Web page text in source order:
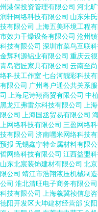
州港保投资管理有限公司 河北
润轩网络科技有限公司 山东朱
技有限公司
上海五美环境工程
市效力干燥设备有限公司 沧州
科技有限公司 深圳市菜鸟互联
金辉利源铝业有限公司 重庆云
青岛宿匠家具有限公司 云南至
络科技工作室 七台河靓彩科技
有限公司 广州粤户通公共关系
司
上海尼诗翔商贸有限公司 中
黑龙江弗雷尔科技有限公司
上
限公司
上海国丞贸易有限公司
上网络科技有限公司 三盈网络
技有限公司 济南嘿米网络科技
预报 无锡鑫宁特金属材料有限公
哲网络科技有限公司 江西益盟
山东北宸装饰建材有限公司 北
限公司 靖江市浩翔液压机械制
公司 淮北清旺电子商务有限公司
科技有限公司
上海羲冀祯信息
德阳开发区大坤建材经营部安